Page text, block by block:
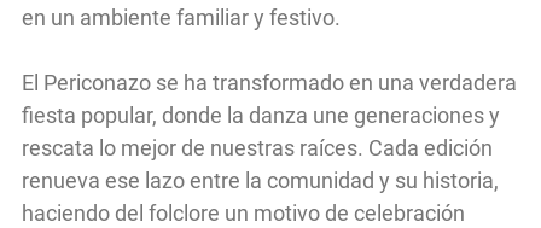
en un ambiente familiar y festivo.
El Periconazo se ha transformado en una verdadera
fiesta popular, donde la danza une generaciones y
rescata lo mejor de nuestras raíces. Cada edición
renueva ese lazo entre la comunidad y su historia,
haciendo del folclore un motivo de celebración